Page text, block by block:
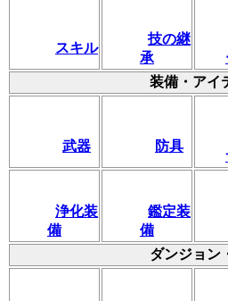
スキル
技の継
承
装備・アイ
武器 防具
浄化装
備
鑑定装
備
ダンジョン